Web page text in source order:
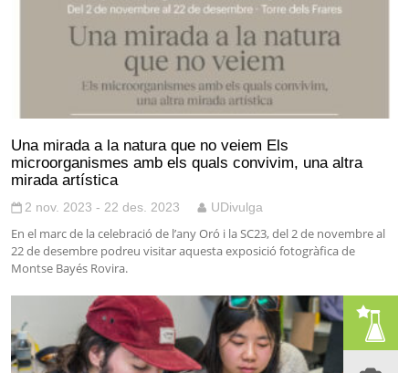
Una mirada a la natura que no veiem Els
microorganismes amb els quals convivim, una altra
mirada artística
2 nov. 2023 - 22 des. 2023 UDivulga
En el marc de la celebració de l’any Oró i la SC23, del 2 de novembre al
22 de desembre podreu visitar aquesta exposició fotogràfica de
Montse Bayés Rovira.